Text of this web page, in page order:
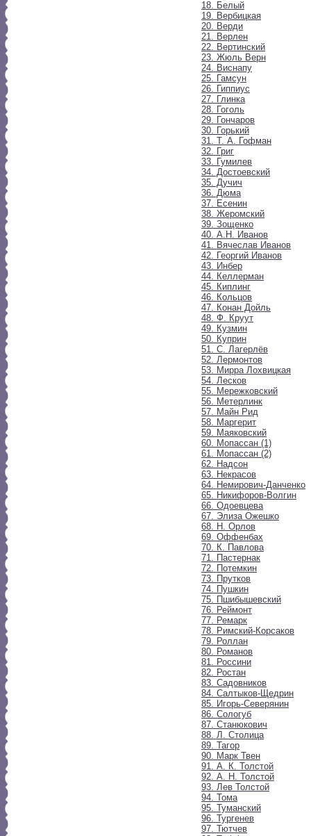
18. Белый
19. Вербицкая
20. Верди
21. Верлен
22. Вертинский
23. Жюль Верн
24. Виснапу
25. Гамсун
26. Гиппиус
27. Глинка
28. Гоголь
29. Гончаров
30. Горький
31. Т. А. Гофман
32. Григ
33. Гумилев
34. Достоевский
35. Дучич
36. Дюма
37. Есенин
38. Жеромский
39. Зощенко
40. А.Н. Иванов
41. Вячеслав Иванов
42. Георгий Иванов
43. Инбер
44. Келлерман
45. Киплинг
46. Кольцов
47. Конан Дойль
48. Ф. Круут
49. Кузмин
50. Куприн
51. С. Лагерлёв
52. Лермонтов
53. Мирра Лохвицкая
54. Лесков
55. Мережковский
56. Метерлинк
57. Майн Рид
58. Маргерит
59. Маяковский
60. Мопассан (1)
61. Мопассан (2)
62. Надсон
63. Некрасов
64. Немирович-Данченко
65. Никифоров-Волгин
66. Одоевцева
67. Элиза Ожешко
68. Н. Орлов
69. Оффенбах
70. К. Павлова
71. Пастернак
72. Потемкин
73. Прутков
74. Пушкин
75. Пшибышевский
76. Реймонт
77. Ремарк
78. Римский-Корсаков
79. Роллан
80. Романов
81. Россини
82. Ростан
83. Садовников
84. Салтыков-Щедрин
85. Игорь-Северянин
86. Сологуб
87. Станюкович
88. Л. Столица
89. Тагор
90. Марк Твен
91. А. К. Толстой
92. А. Н. Толстой
93. Лев Толстой
94. Тома
95. Туманский
96. Тургенев
97. Тютчев